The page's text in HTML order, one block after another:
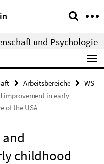
und Psychologie
Arbeitsbereiche
WS
improvement in early
of the USA
childhood